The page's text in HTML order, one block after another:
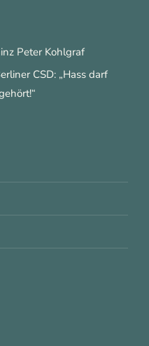
Peter Kohlgraf
CSD: „Hass darf